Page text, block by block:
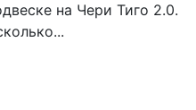
на Чери Тиго 2.0.